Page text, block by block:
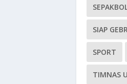
SIAP
SPORT
TIMNAS